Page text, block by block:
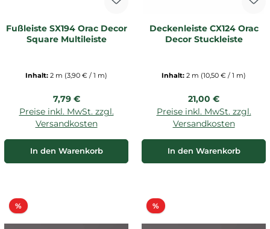
Fußleiste SX194 Orac Decor
Square Multileiste
Inhalt: 2 m (3,90 € / 1 m)
Regulärer Preis:
7,79 €
Preise inkl. MwSt. zzgl.
Versandkosten
In den Warenkorb
Deckenleiste CX124 Orac
Decor Stuckleiste
Inhalt: 2 m (10,50 € / 1 m)
Regulärer Preis:
21,00 €
Preise inkl. MwSt. zzgl.
Versandkosten
In den Warenkorb
%Rabatt %Rabatt